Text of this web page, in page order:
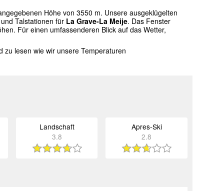
Höhe von 3550 m. Unsere ausgeklügelten
Talstationen für La Grave-La Meije. Das Fenster
Für einen umfassenderen Blick auf das Wetter,
lesen wie wir unsere Temperaturen
Landschaft
3.8
Apres-Ski
2.8